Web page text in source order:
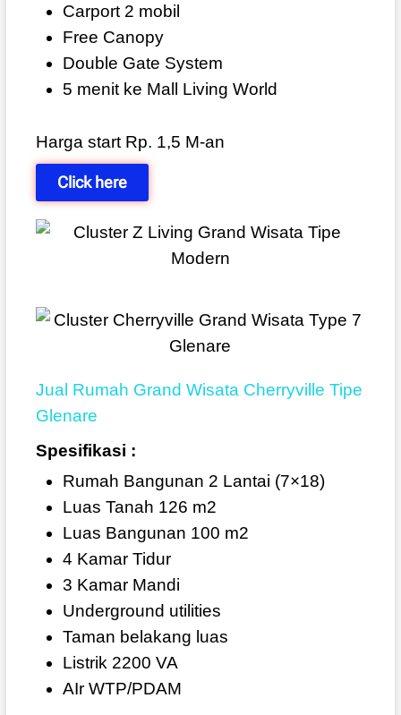
Carport 2 mobil
Free Canopy
Double Gate System
5 menit ke Mall Living World
Harga start Rp. 1,5 M-an
Click here
Jual Rumah Grand Wisata Cherryville Tipe
Glenare
Spesifikasi :
Rumah Bangunan 2 Lantai (7×18)
Luas Tanah 126 m2
Luas Bangunan 100 m2
4 Kamar Tidur
3 Kamar Mandi
Underground utilities
Taman belakang luas
Listrik 2200 VA
AIr WTP/PDAM